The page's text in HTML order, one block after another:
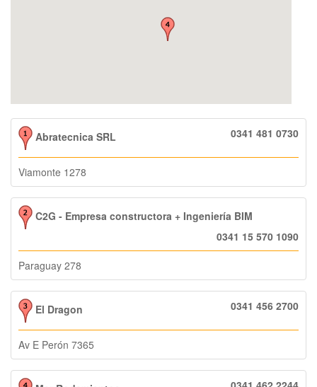
Abratecnica SRL 0341 481 0730
Viamonte 1278
C2G - Empresa constructora + Ingeniería BIM
0341 15 570 1090
Paraguay 278
El Dragon 0341 456 2700
Av E Perón 7365